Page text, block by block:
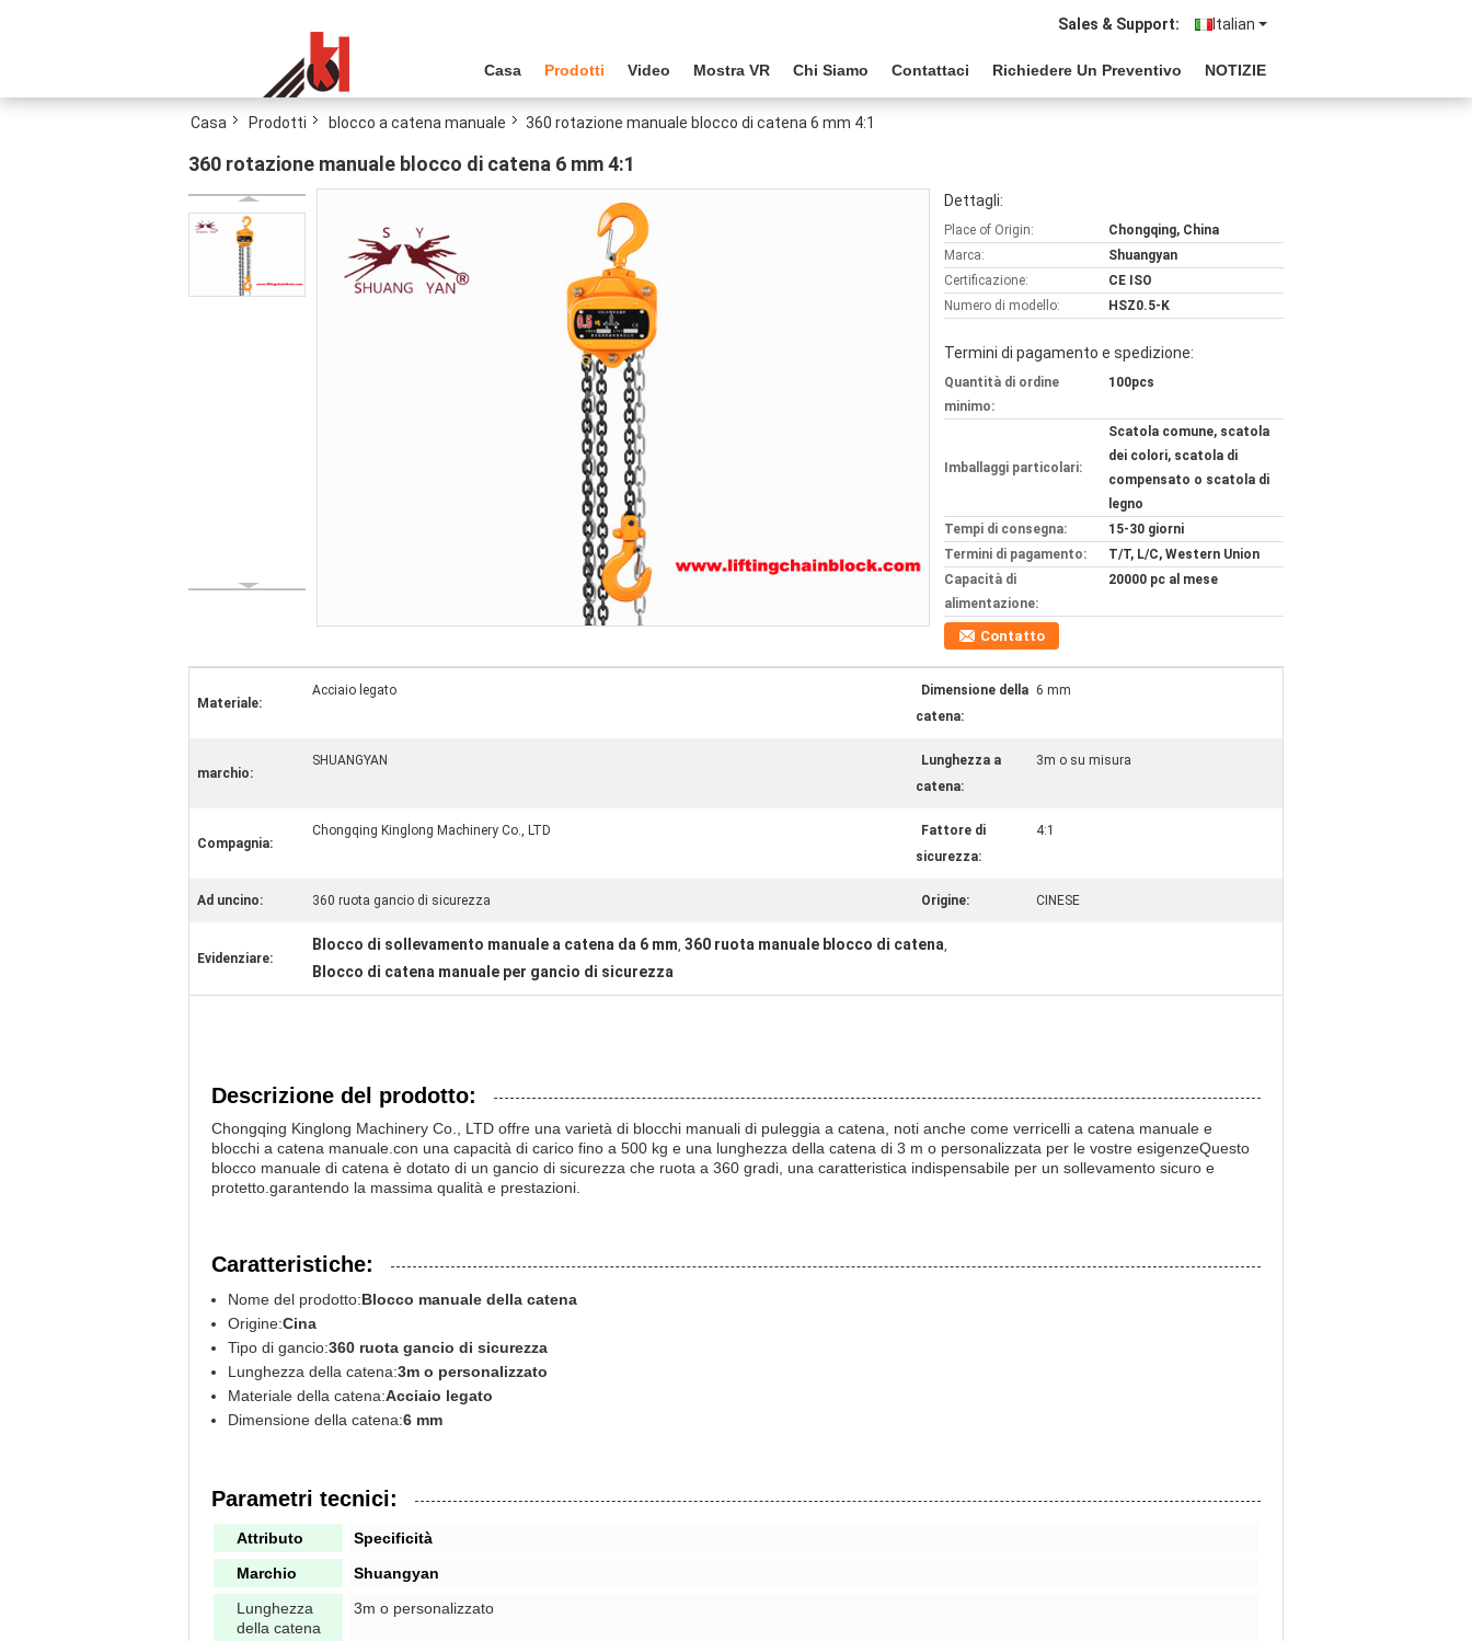
Italian
Sales & Support:
Casa Prodotti Video Mostra VR Chi Siamo Contattaci Richiedere Un Preventivo NOTIZIE
Casa Prodotti blocco a catena manuale 360 rotazione manuale blocco di catena 6 mm 4:1
360 rotazione manuale blocco di catena 6 mm 4:1
Dettagli:
Place of Origin:
Chongqing, China
Marca:
Shuangyan
Certificazione:
CE ISO
Numero di modello:
HSZ0.5-K
Termini di pagamento e spedizione:
Quantità di ordine
minimo:
100pcs
Imballaggi particolari:
Scatola comune, scatola
dei colori, scatola di
compensato o scatola di
legno
Tempi di consegna:
15-30 giorni
Termini di pagamento:
T/T, L/C, Western Union
Capacità di
alimentazione:
20000 pc al mese
Contatto
Materiale:
Acciaio legato
Dimensione della
catena:
6 mm
marchio:
SHUANGYAN
Lunghezza a
catena:
3m o su misura
Compagnia:
Chongqing Kinglong Machinery Co., LTD
Fattore di
sicurezza:
4:1
Ad uncino: 360 ruota gancio di sicurezza Origine: CINESE
Evidenziare:
Blocco di sollevamento manuale a catena da 6 mm, 360 ruota manuale blocco di catena,
Blocco di catena manuale per gancio di sicurezza
Descrizione del prodotto:
Chongqing Kinglong Machinery Co., LTD offre una varietà di blocchi manuali di puleggia a catena, noti anche come verricelli a catena manuale e
blocchi a catena manuale.con una capacità di carico fino a 500 kg e una lunghezza della catena di 3 m o personalizzata per le vostre esigenzeQuesto
blocco manuale di catena è dotato di un gancio di sicurezza che ruota a 360 gradi, una caratteristica indispensabile per un sollevamento sicuro e
protetto.garantendo la massima qualità e prestazioni.
Caratteristiche:
Nome del prodotto:Blocco manuale della catena
Origine:Cina
Tipo di gancio:360 ruota gancio di sicurezza
Lunghezza della catena:3m o personalizzato
Materiale della catena:Acciaio legato
Dimensione della catena:6 mm
Parametri tecnici:
Attributo
Specificità
Marchio
Shuangyan
Lunghezza
della catena
3m o personalizzato